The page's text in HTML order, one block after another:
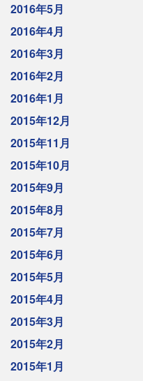
2016年5月
2016年4月
2016年3月
2016年2月
2016年1月
2015年12月
2015年11月
2015年10月
2015年9月
2015年8月
2015年7月
2015年6月
2015年5月
2015年4月
2015年3月
2015年2月
2015年1月